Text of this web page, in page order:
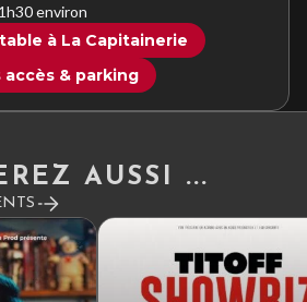
environ
à La Capitainerie
& parking
AUSSI ...